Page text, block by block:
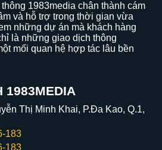
1983media chân thành cám
và hỗ trợ trong thời gian vừa
những dự án mà khách hàng
là những giao dịch thông
mối quan hệ hợp tác lâu bền
1983MEDIA
Thị Minh Khai, P.Đa Kao, Q.1,
183
183